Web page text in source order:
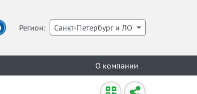
Регион: Санкт-Петербург и ЛО
О компании